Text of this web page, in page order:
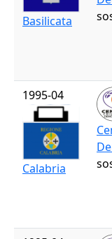
Basilicata
1995-04
Calabria